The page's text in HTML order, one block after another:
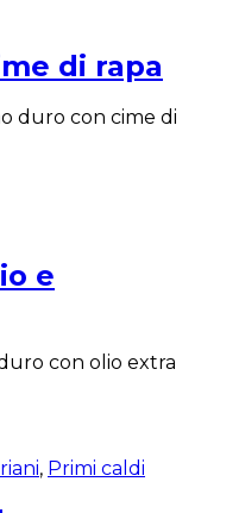
di rapa
duro con cime di
e
con olio extra
, Primi caldi